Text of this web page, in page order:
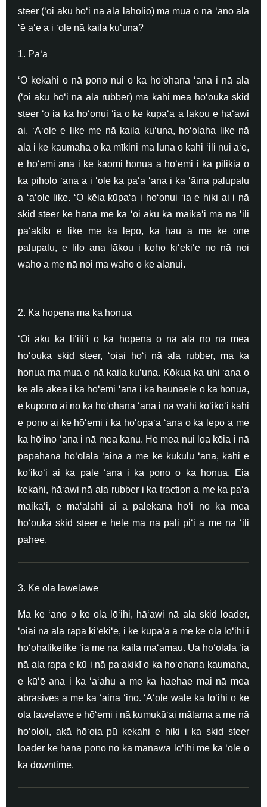
steer (ʻoi aku hoʻi nā ala laholio) ma mua o nā ʻano ala
ʻē aʻe a i ʻole nā ​​​​​​kaila kuʻuna?
1. Paʻa
ʻO kekahi o nā pono nui o ka hoʻohana ʻana i nā ala
(ʻoi aku hoʻi nā ala rubber) ma kahi mea hoʻouka skid
steer ʻo ia ka hoʻonui ʻia o ke kūpaʻa a lākou e hāʻawi
ai. ʻAʻole e like me nā kaila kuʻuna, hoʻolaha like nā
ala i ke kaumaha o ka mīkini ma luna o kahi ʻili nui aʻe,
e hōʻemi ana i ke kaomi honua a hoʻemi i ka pilikia o
ka piholo ʻana a i ʻole ka paʻa ʻana i ka ʻāina palupalu
a ʻaʻole like. ʻO kēia kūpaʻa i hoʻonui ʻia e hiki ai i nā
skid steer ke hana me ka ʻoi aku ka maikaʻi ma nā ʻili
paʻakikī e like me ka lepo, ka hau a me ke one
palupalu, e lilo ana lākou i koho kiʻekiʻe no nā noi
waho a me nā noi ma waho o ke alanui.
2. Ka hopena ma ka honua
ʻOi aku ka liʻiliʻi o ka hopena o nā ala no nā mea
hoʻouka skid steer, ʻoiai hoʻi nā ala rubber, ma ka
honua ma mua o nā kaila kuʻuna. Kōkua ka uhi ʻana o
ke ala ākea i ka hōʻemi ʻana i ka haunaele o ka honua,
e kūpono ai no ka hoʻohana ʻana i nā wahi koʻikoʻi kahi
e pono ai ke hōʻemi i ka hoʻopaʻa ʻana o ka lepo a me
ka hōʻino ʻana i nā mea kanu. He mea nui loa kēia i nā
papahana hoʻolālā ʻāina a me ke kūkulu ʻana, kahi e
koʻikoʻi ai ka pale ʻana i ka pono o ka honua. Eia
kekahi, hāʻawi nā ala rubber i ka traction a me ka paʻa
maikaʻi, e maʻalahi ai a palekana hoʻi no ka mea
hoʻouka skid steer e hele ma nā pali piʻi a me nā ʻili
pahee.
3. Ke ola lawelawe
Ma ke ʻano o ke ola lōʻihi, hāʻawi nā ala skid loader,
ʻoiai nā ala rapa kiʻekiʻe, i ke kūpaʻa a me ke ola lōʻihi i
hoʻohālikelike ʻia me nā kaila maʻamau. Ua hoʻolālā ʻia
nā ala rapa e kū i nā paʻakikī o ka hoʻohana kaumaha,
e kūʻē ana i ka ʻaʻahu a me ka haehae mai nā mea
abrasives a me ka ʻāina ʻino. ʻAʻole wale ka lōʻihi o ke
ola lawelawe e hōʻemi i nā kumukūʻai mālama a me nā
hoʻololi, akā hōʻoia pū kekahi e hiki i ka skid steer
loader ke hana pono no ka manawa lōʻihi me ka ʻole o
ka downtime.